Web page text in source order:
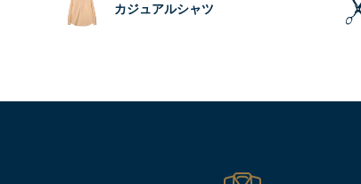
カジュアルシャツ